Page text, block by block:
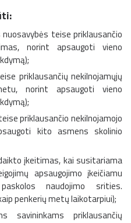
teise priklausančio
norint apsaugoti vieno
priklausančių nekilnojamųjų
norint apsaugoti vieno
priklausančio nekilnojamojo
kito asmens skolinio
įkeitimas, kai susitariama
apsaugojimo įkeičiamu
naudojimo srities.
penkerių metų laikotarpiui);
savininkams priklausančių